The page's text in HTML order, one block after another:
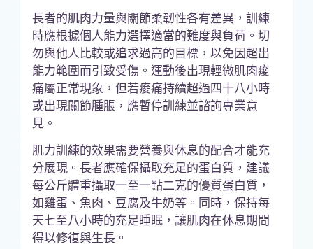
長者的肌肉力量與關節柔韌性各有差異，訓練
時應根據個人能力選擇適當的難度與負荷。切
勿與他人比較或追求過高的目標，以免因超出
能力範圍而引致受傷。運動後出現輕微肌肉痠
痛屬正常現象，但若痠痛持續超過四十八小時
或出現關節腫脹，應暫停訓練並諮詢專業意
見。
肌力訓練的效果需要營養與休息的配合才能充
分展現。長者應確保攝取充足的蛋白質，建議
每公斤體重攝取一至一點二克的優質蛋白質，
如雞蛋、魚肉、豆腐及牛奶等。同時，保持每
天七至八小時的充足睡眠，讓肌肉在休息期間
得以修復與生長。